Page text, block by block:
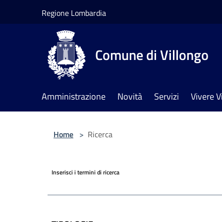
Regione Lombardia
Comune di Villongo
Amministrazione Novità Servizi Vivere
Home > Ricerca
Inserisci i termini di ricerca